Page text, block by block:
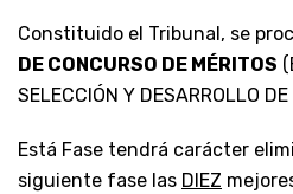
Constituido el Tribunal, se
DE CONCURSO DE MÉRITOS
SELECCIÓN Y DESARROLLO
Está Fase tendrá carácter
siguiente fase las DIEZ